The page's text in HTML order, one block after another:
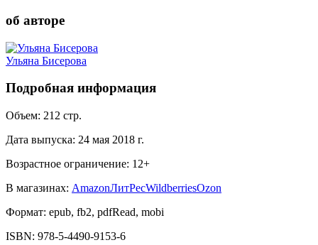
об авторе
Ульяна Бисерова
Подробная информация
Объем: 212 стр.
Дата выпуска: 24 мая 2018 г.
Возрастное ограничение: 12+
В магазинах: AmazonЛитРесWildberriesOzon
Формат: epub, fb2, pdfRead, mobi
ISBN: 978-5-4490-9153-6